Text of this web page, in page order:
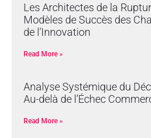
Les Architectes de la
Modèles de Succès des
de l’Innovation
Read More »
Analyse Systémique du
Au-delà de l’Échec
Read More »